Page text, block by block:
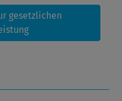
gesetzlichen